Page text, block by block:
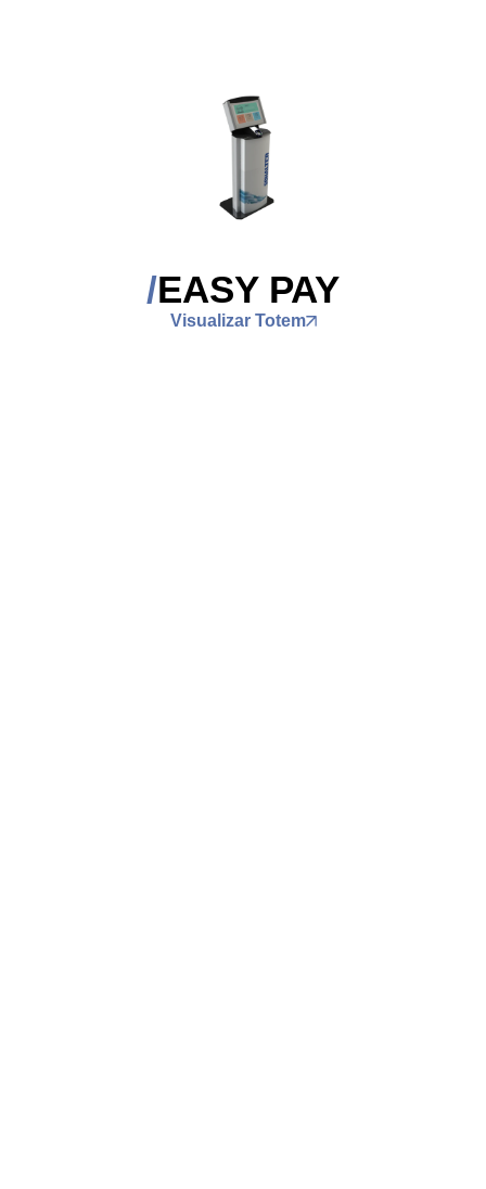
EASY PAY
Visualizar Totem